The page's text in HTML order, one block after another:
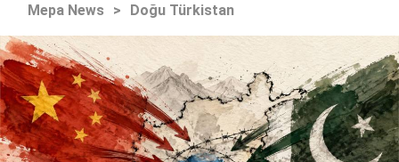
Mepa News > Doğu Türkistan